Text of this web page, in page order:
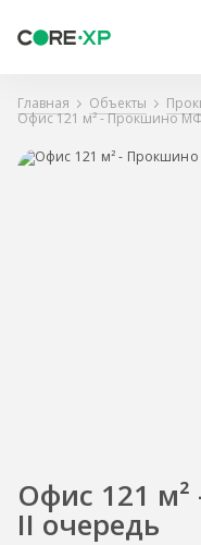
Главная Объекты
Офис 121 м² - Прокшино
Офис 121
II очередь